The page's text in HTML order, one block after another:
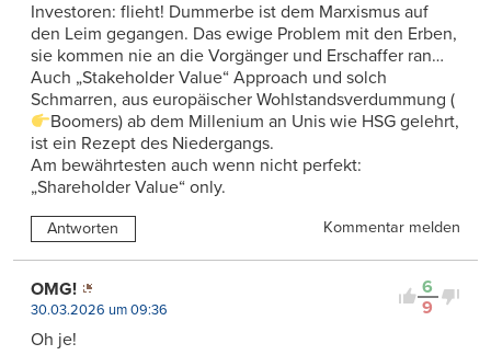
Investoren: flieht! Dummerbe ist dem Marxismus auf
den Leim gegangen. Das ewige Problem mit den Erben,
sie kommen nie an die Vorgänger und Erschaffer ran…
Auch „Stakeholder Value“ Approach und solch
Schmarren, aus europäischer Wohlstandsverdummung (
Boomers) ab dem Millenium an Unis wie HSG gelehrt,
ist ein Rezept des Niedergangs.
Am bewährtesten auch wenn nicht perfekt:
„Shareholder Value“ only.
Antworten Kommentar melden
6
9
OMG!
30.03.2026 um 09:36
Oh je!